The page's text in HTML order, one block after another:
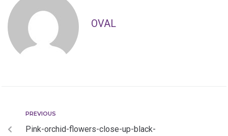
OVAL
PREVIOUS
Pink-orchid-flowers-close-up-black-